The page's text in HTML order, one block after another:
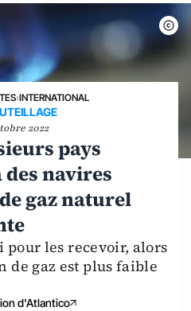
›INTERNATIONAL
2022
pays
navires
gaz naturel
pour les recevoir, alors
de gaz est plus faible
d'Atlantico